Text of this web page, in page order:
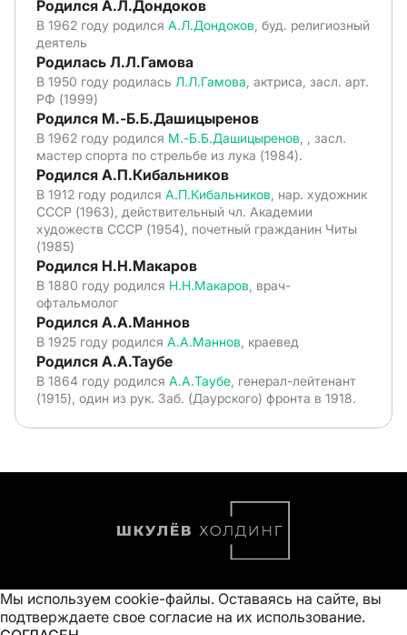
Родился А.Л.Дондоков
В 1962 году родился А.Л.Дондоков , буд. религиозный
деятель
Родилась Л.Л.Гамова
В 1950 году родилась Л.Л.Гамова , актриса, засл. арт.
РФ (1999)
Родился М.-Б.Б.Дашицыренов
В 1962 году родился М.-Б.Б.Дашицыренов , , засл.
мастер спорта по стрельбе из лука (1984).
Родился А.П.Кибальников
В 1912 году родился А.П.Кибальников , нар. художник
СССР (1963), действительный чл. Академии
художеств СССР (1954), почетный гражданин Читы
(1985)
Родился Н.Н.Макаров
В 1880 году родился Н.Н.Макаров , врач-
офтальмолог
Родился А.А.Маннов
В 1925 году родился А.А.Маннов , краевед
Родился А.А.Таубе
В 1864 году родился А.А.Таубе , генерал-лейтенант
(1915), один из рук. Заб. (Даурского) фронта в 1918.
Мы используем cookie-файлы. Оставаясь на сайте, вы
подтверждаете свое согласие на их использование.